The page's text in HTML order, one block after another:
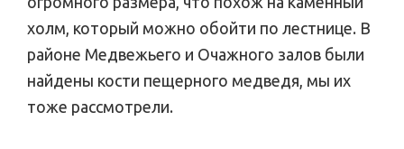
холм, который можно обойти по лестнице. В
районе Медвежьего и Очажного залов были
найдены кости пещерного медведя, мы их
тоже рассмотрели.